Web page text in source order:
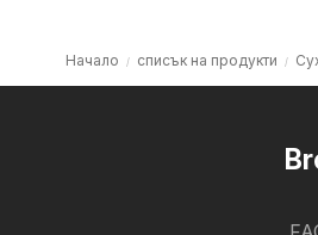
Начало списък на продукти